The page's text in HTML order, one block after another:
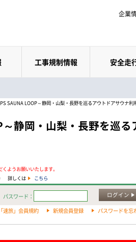
企業
工事規制情報 安全走
SAUNA LOOP～静岡・山梨・長野を巡るアウトドアサウナ利
～静岡・山梨・長野を巡
ようお願いいたします。
詳しくは
こちら
パスワード： ログイン
「速旅」会員規約 新規会員登録 パスワードを忘